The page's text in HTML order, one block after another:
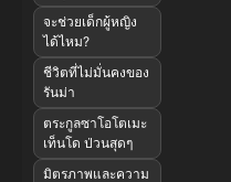
จะช่วยเด็กผู้หญิง
ได้ไหม?
ชีวิตที่ไม่มั่นคงของ
รันม่า
ตระกูลซาโอโตเมะ
เท็นโด ป่วนสุดๆ
มิตรภาพและความ